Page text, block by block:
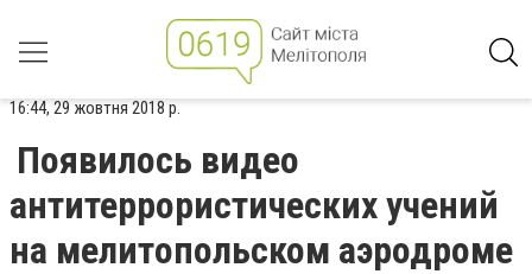
16:44, 29 жовтня 2018 р.
Появилось видео
антитеррористических учений
на мелитопольском аэродроме